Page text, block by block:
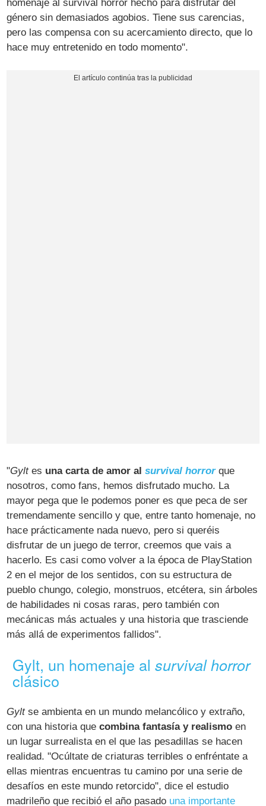
homenaje al survival horror hecho para disfrutar del
género sin demasiados agobios. Tiene sus carencias,
pero las compensa con su acercamiento directo, que lo
hace muy entretenido en todo momento".
"Gyltes una carta de amor alsurvival horrorque
nosotros, como fans, hemos disfrutado mucho. La
mayor pega que le podemos poner es que peca de ser
tremendamente sencillo y que, entre tanto homenaje, no
hace prácticamente nada nuevo, pero si queréis
disfrutar de un juego de terror, creemos que vais a
hacerlo. Es casi como volver a la época de PlayStation
2 en el mejor de los sentidos, con su estructura de
pueblo chungo, colegio, monstruos, etcétera, sin árboles
de habilidades ni cosas raras, pero también con
mecánicas más actuales y una historia que trasciende
más allá de experimentos fallidos".
Gylt, un homenaje alsurvival horror
clásico
Gyltse ambienta en un mundo melancólico y extraño,
con una historia quecombina fantasía y realismo en
un lugar surrealista en el que las pesadillas se hacen
realidad. "Ocúltate de criaturas terribles o enfréntate a
ellas mientras encuentras tu camino por una serie de
desafíos en este mundo retorcido", dice el estudio
madrileño que recibió el año pasado una importante